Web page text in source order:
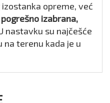
opreme, već
pogrešno izabrana,
nastavku su najčešće
na terenu kada je u